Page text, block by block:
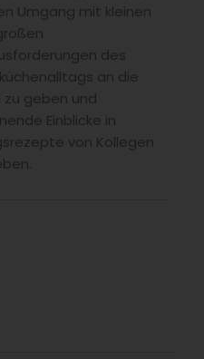
Umgang mit kleinen
des
an die
zu geben und
Einblicke in
von Kollegen